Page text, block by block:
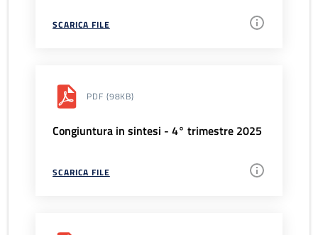
SCARICA FILE
PDF (98KB)
Congiuntura in sintesi - 4° trimestre 2025
SCARICA FILE